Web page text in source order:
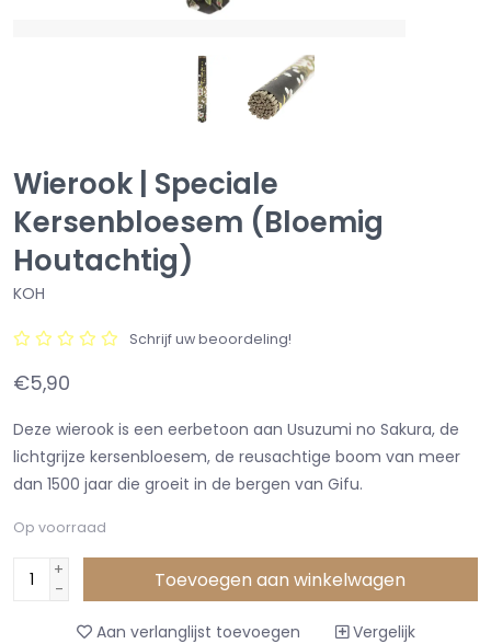
Wierook | Speciale
Kersenbloesem (Bloemig
Houtachtig)
KOH
Schrijf uw beoordeling!
€5,90
Deze wierook is een eerbetoon aan Usuzumi no Sakura, de
lichtgrijze kersenbloesem, de reusachtige boom van meer
dan 1500 jaar die groeit in de bergen van Gifu.
Op voorraad
+
-
Toevoegen aan winkelwagen
Aan verlanglijst toevoegen Vergelijk